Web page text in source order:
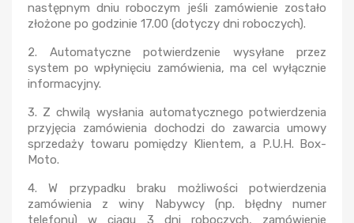
następnym dniu roboczym jeśli zamówienie zostało
złożone po godzinie 17.00 (dotyczy dni roboczych).
2. Automatyczne potwierdzenie wysyłane przez
system po wpłynięciu zamówienia, ma cel wyłącznie
informacyjny.
3. Z chwilą wysłania automatycznego potwierdzenia
przyjęcia zamówienia dochodzi do zawarcia umowy
sprzedaży towaru pomiędzy Klientem, a P.U.H. Box-
Moto.
4. W przypadku braku możliwości potwierdzenia
zamówienia z winy Nabywcy (np. błędny numer
telefonu) w ciągu 3 dni roboczych, zamówienie